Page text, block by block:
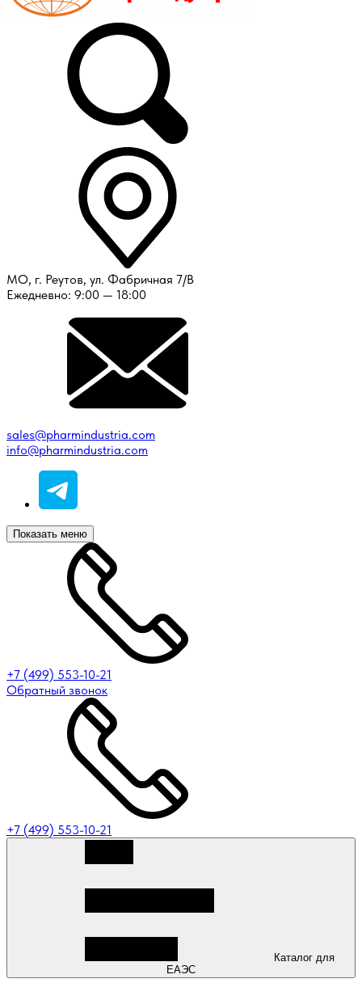
МО, г. Реутов, ул. Фабричная 7/В
Ежедневно: 9:00 — 18:00
sales@pharmindustria.com
info@pharmindustria.com
Показать меню
+7 (499) 553-10-21
Обратный звонок
+7 (499) 553-10-21
ЕАЭС